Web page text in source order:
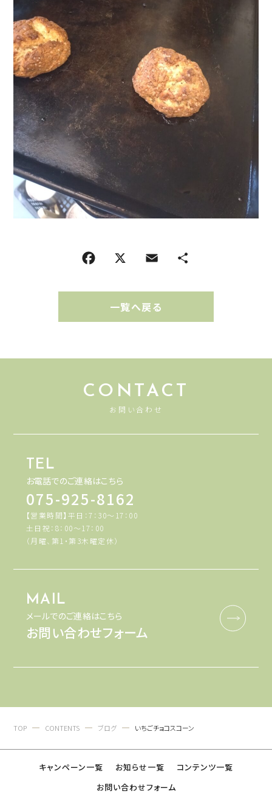
一覧へ戻る
CONTACT
お問い合わせ
TEL
お電話でのご連絡はこちら
075-925-8162
【営業時間】平日：7：30～17：00
土日祝：8：00～17：00
（月曜、第1・第3木曜定休）
MAIL
メールでのご連絡はこちら
お問い合わせフォーム
TOP CONTENTS ブログ いちごチョコスコーン
キャンペーン一覧 お知らせ一覧
コンテンツ一覧
お問い合わせフォーム